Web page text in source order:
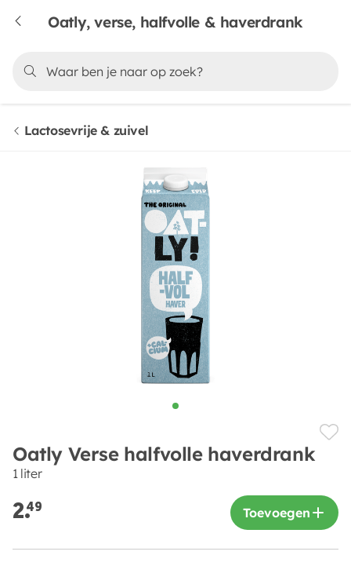
Oatly, verse, halfvolle & haverdrank
Lactosevrije & zuivel
Oatly Verse halfvolle haverdrank
1 liter
2.49 Toevoegen